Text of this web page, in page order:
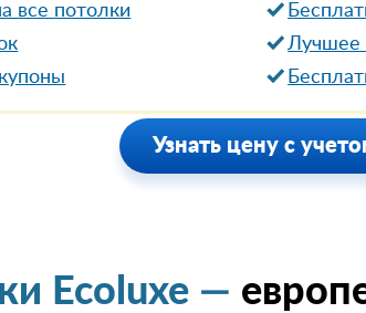
все потолки
Лучшее
Узнать цену с
Ecoluxe —